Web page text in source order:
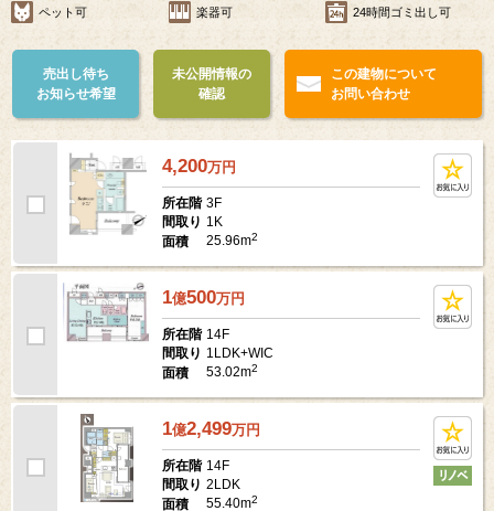
ペット可 楽器可 24時間ゴミ出し可
売出し待ち
お知らせ希望
未公開情報の
確認
この建物について
お問い合わせ
4,200万円
所在階 3F
間取り 1K
面積
25.96m2
1億500万円
所在階 14F
間取り 1LDK+WIC
面積
53.02m2
1億2,499万円
所在階 14F
間取り 2LDK
面積
55.40m2